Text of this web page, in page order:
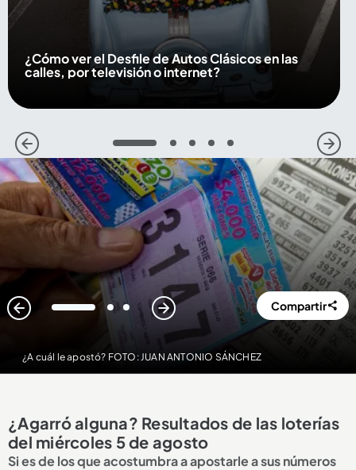
¿Cómo ver el Desfile de Autos Clásicos en las
calles, por televisión o internet?
1 2 3 4 5
¿A cuál le apostó? FOTO: JUAN ANTONIO SÁNCHEZ
1 2 3 Compartir
¿Agarró alguna? Resultados de las loterías
del miércoles 5 de agosto
Si es de los que acostumbra a apostarle a sus números